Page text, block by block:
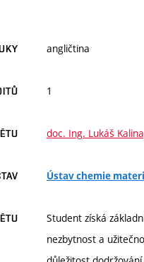
angličtina
1
doc. Ing. Lukáš
Ústav chemie
Student získá
nezbytnost a